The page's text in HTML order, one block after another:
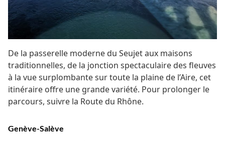
De la passerelle moderne du Seujet aux maisons
traditionnelles, de la jonction spectaculaire des fleuves
à la vue surplombante sur toute la plaine de l’Aire, cet
itinéraire offre une grande variété. Pour prolonger le
parcours, suivre la Route du Rhône.
Genève-Salève